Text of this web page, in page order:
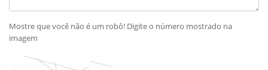
Mostre que você não é um robô! Digite o número mostrado na
imagem